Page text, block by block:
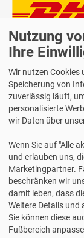
Lieferung
Alle Texte,
geschützt und
© 2026
Zweckform
Nutzung
Ihre
Wir nutzen Cookies
Speicherung von
zuverlässig läuft,
personalisierte
wir Daten über
Wenn Sie auf "Alle
und erlauben uns,
Marketingpartner.
beschränken wir
damit leben, dass
Weitere Details und
Sie können diese
Fußbereich